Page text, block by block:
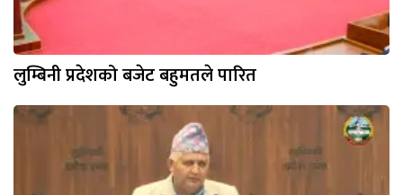
लुम्बिनी प्रदेशको बजेट बहुमतले पारित